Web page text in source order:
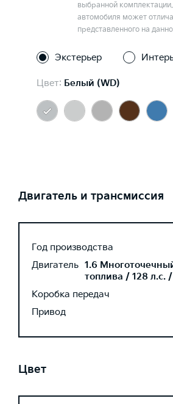
выбранной
автомобиля может
представленного на
Экстерьер
Цвет: Белый (WD)
Двигатель и трансмиссия
Год производства
Двигатель 1.6
топлива / 128 л.с.
Коробка передач
Привод
Цвет